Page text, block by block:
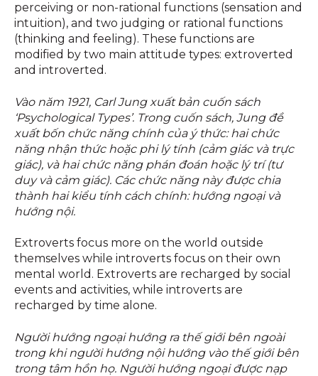
perceiving or non-rational functions (sensation and
intuition), and two judging or rational functions
(thinking and feeling). These functions are
modified by two main attitude types: extroverted
and introverted.
Vào năm 1921, Carl Jung xuất bản cuốn sách
‘Psychological Types’. Trong cuốn sách, Jung đề
xuất bốn chức năng chính của ý thức: hai chức
năng nhận thức hoặc phi lý tính (cảm giác và trực
giác), và hai chức năng phán đoán hoặc lý trí (tư
duy và cảm giác). Các chức năng này được chia
thành hai kiểu tính cách chính: hướng ngoại và
hướng nội.
Extroverts focus more on the world outside
themselves while introverts focus on their own
mental world. Extroverts are recharged by social
events and activities, while introverts are
recharged by time alone.
Người hướng ngoại hướng ra thế giới bên ngoài
trong khi người hướng nội hướng vào thế giới bên
trong tâm hồn họ. Người hướng ngoại được nạp